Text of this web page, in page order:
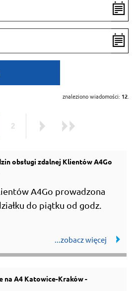
znaleziono wiadomości: 12
strona
2
obsługi zdalnej Klientów A4Go
A4Go prowadzona
do piątku od godz.
na A4 Katowice-Kraków -